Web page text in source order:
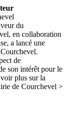
du
en collaboration
a lancé une
de
son intérêt pour le
plus sur la
de Courchevel >